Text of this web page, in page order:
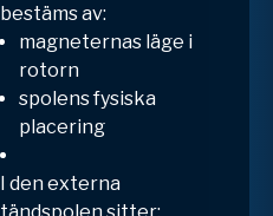
bestäms av:
magneternas läge i
rotorn
spolens fysiska
placering
I denexterna